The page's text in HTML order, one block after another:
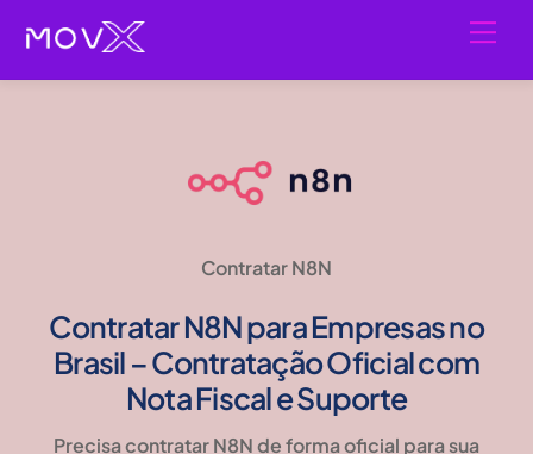
content
Contratar N8N
Contratar N8N para Empresas no
Brasil – Contratação Oficial com
Nota Fiscal e Suporte
Precisa contratar N8N de forma oficial para sua